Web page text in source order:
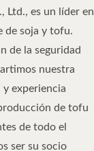
Ltd., es un líder en
de soja y tofu.
de la seguridad
nuestra
experiencia
de tofu
de todo el
ser su socio